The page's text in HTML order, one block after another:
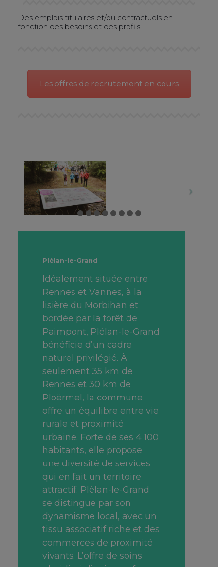
Des emplois titulaires et/ou contractuels en
fonction des besoins et des profils.
Les offres de recrutement en cours
Plélan-le-Grand
Idéalement située entre
Rennes et Vannes, à la
lisière du Morbihan et
bordée par la forêt de
Paimpont, Plélan-le-Grand
bénéficie d’un cadre
naturel privilégié. À
seulement 35 km de
Rennes et 30 km de
Ploërmel, la commune
offre un équilibre entre vie
rurale et proximité
urbaine. Forte de ses 4 100
habitants, elle propose
une diversité de services
qui en fait un territoire
attractif. Plélan-le-Grand
se distingue par son
dynamisme local, avec un
tissu associatif riche et des
commerces de proximité
vivants. L’offre de soins